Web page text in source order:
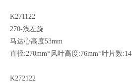
K271122
270-浅左旋
马达心高度53mm
直径:270mm*风叶高度:76mm*叶片数:14
K272122